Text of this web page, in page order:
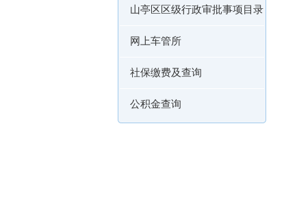
山亭区区级行政审批事项目录
网上车管所
社保缴费及查询
公积金查询